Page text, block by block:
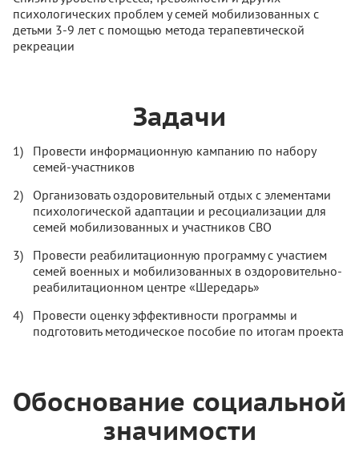
психологических проблем у семей мобилизованных с
детьми 3-9 лет с помощью метода терапевтической
рекреации
Задачи
Провести информационную кампанию по набору
семей-участников
Организовать оздоровительный отдых с элементами
психологической адаптации и ресоциализации для
семей мобилизованных и участников СВО
Провести реабилитационную программу с участием
семей военных и мобилизованных в оздоровительно-
реабилитационном центре «Шередарь»
Провести оценку эффективности программы и
подготовить методическое пособие по итогам проекта
Обоснование социальной
значимости